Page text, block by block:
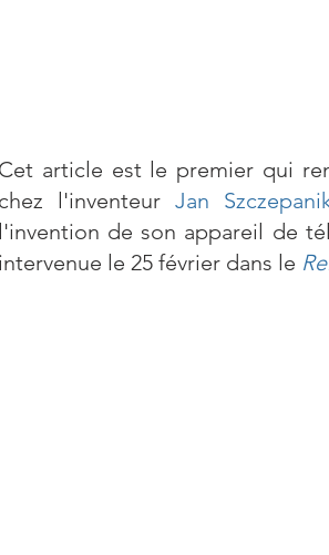
Cet article est le premier qui
chez l'inventeur Jan
l'invention de son appareil de
intervenue le 25 février dans le